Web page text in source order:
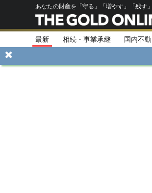
あなたの財産を「守る」「増やす」「残す
最新 相続・事業承継 国内不